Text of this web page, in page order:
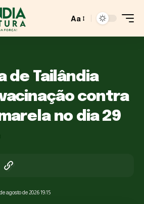
Aa
de Tailândia
contra
no dia 29
agosto de 2026 19:15